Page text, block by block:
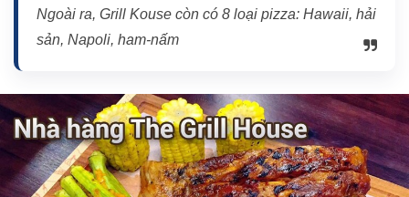
Ngoài ra, Grill Kouse còn có 8 loại pizza: Hawaii, hải
sản, Napoli, ham-nấm